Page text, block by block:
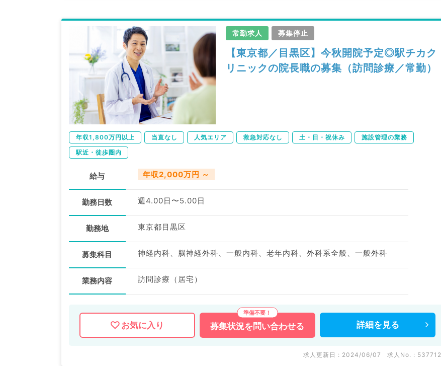
常勤求人 募集停止
【東京都／目黒区】今秋開院予定◎駅チカク
リニックの院長職の募集（訪問診療／常勤）
年収1,800万円以上 当直なし 人気エリア 救急対応なし 土・日・祝休み
施設管理の業務
駅近・徒歩圏内
給与 年収2,000万円 ～
勤務日数 週4.00日〜5.00日
勤務地 東京都目黒区
募集科目 神経内科、脳神経外科、一般内科、老年内科、外科系全般、一般外科
業務内容 訪問診療（居宅）
お気に入り 募集状況を 問い合わせる 詳細を 見る
求人更新日 : 2024/06/07 求人No. : 537712